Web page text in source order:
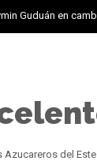
Guduán en
del